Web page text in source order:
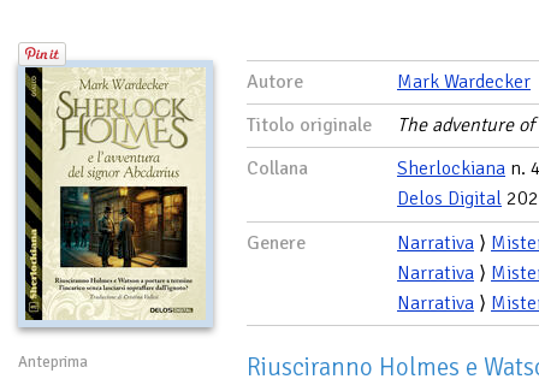
Anteprima
Autore
Mark Wardecker
Titolo originale
The adventure
Collana
Sherlockiana n.
Delos Digital
Genere
Narrativa ⟩
Narrativa ⟩
Narrativa ⟩
Riusciranno Holmes e